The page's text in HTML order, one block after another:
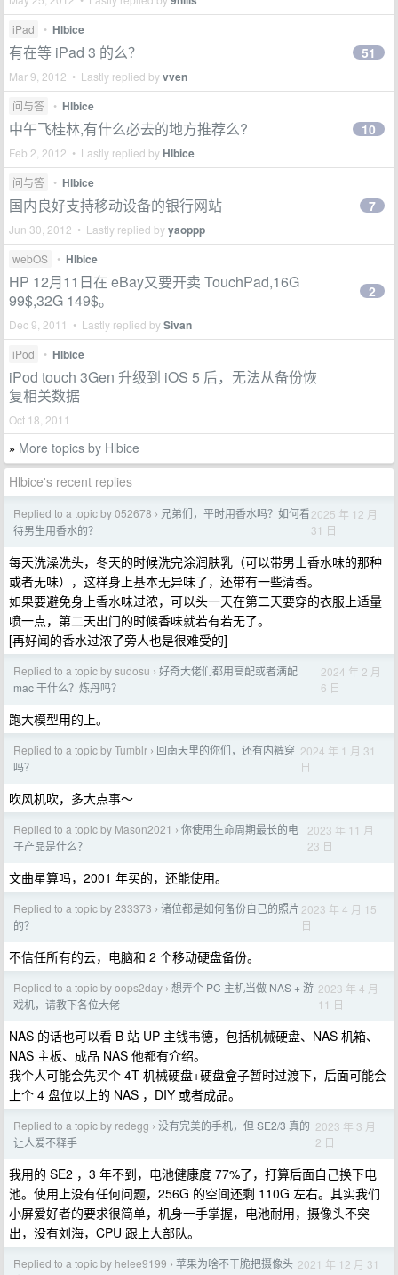
iPad • Hlbice
有在等 iPad 3 的么？
Mar 9, 2012 • Lastly replied byvven
51
问与答 • Hlbice
中午飞桂林,有什么必去的地方推荐么?
Feb 2, 2012 • Lastly replied byHlbice
10
问与答 • Hlbice
国内良好支持移动设备的银行网站
Jun 30, 2012 • Lastly replied byyaoppp
7
webOS • Hlbice
HP 12月11日在 eBay又要开卖 TouchPad,16G
99$,32G 149$。
Dec 9, 2011 • Lastly replied bySivan
2
iPod • Hlbice
iPod touch 3Gen 升级到 iOS 5 后，无法从备份恢
复相关数据
Oct 18, 2011
» More topics by Hlbice
Hlbice's recent replies
Replied to a topic by 052678 › 兄弟们，平时用香水吗？如何看
待男生用香水的？
2025 年 12 月
31 日
每天洗澡洗头，冬天的时候洗完涂润肤乳（可以带男士香水味的那种
或者无味），这样身上基本无异味了，还带有一些清香。
如果要避免身上香水味过浓，可以头一天在第二天要穿的衣服上适量
喷一点，第二天出门的时候香味就若有若无了。
[再好闻的香水过浓了旁人也是很难受的]
Replied to a topic by sudosu › 好奇大佬们都用高配或者满配
mac 干什么？炼丹吗？
2024 年 2 月
6 日
跑大模型用的上。
Replied to a topic by Tumblr › 回南天里的你们，还有内裤穿
吗？
2024 年 1 月 31
日
吹风机吹，多大点事～
Replied to a topic by Mason2021 › 你使用生命周期最长的电
子产品是什么？
2023 年 11 月
23 日
文曲星算吗，2001 年买的，还能使用。
Replied to a topic by 233373 › 诸位都是如何备份自己的照片
的？
2023 年 4 月 15
日
不信任所有的云，电脑和 2 个移动硬盘备份。
Replied to a topic by oops2day › 想弄个 PC 主机当做 NAS + 游
戏机，请教下各位大佬
2023 年 4 月
11 日
NAS 的话也可以看 B 站 UP 主钱韦德，包括机械硬盘、NAS 机箱、
NAS 主板、成品 NAS 他都有介绍。
我个人可能会先买个 4T 机械硬盘+硬盘盒子暂时过渡下，后面可能会
上个 4 盘位以上的 NAS ，DIY 或者成品。
Replied to a topic by redegg › 没有完美的手机，但 SE2/3 真的
让人爱不释手
2023 年 3 月
2 日
我用的 SE2 ，3 年不到，电池健康度 77%了，打算后面自己换下电
池。使用上没有任何问题，256G 的空间还剩 110G 左右。其实我们
小屏爱好者的要求很简单，机身一手掌握，电池耐用，摄像头不突
出，没有刘海，CPU 跟上大部队。
Replied to a topic by helee9199 › 苹果为啥不干脆把摄像头 2021 年 12 月 31